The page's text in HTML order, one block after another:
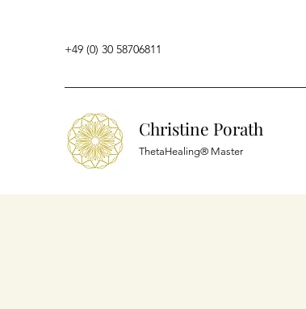
+49 (0) 30 58706811
Christine Porath
ThetaHealing® Master